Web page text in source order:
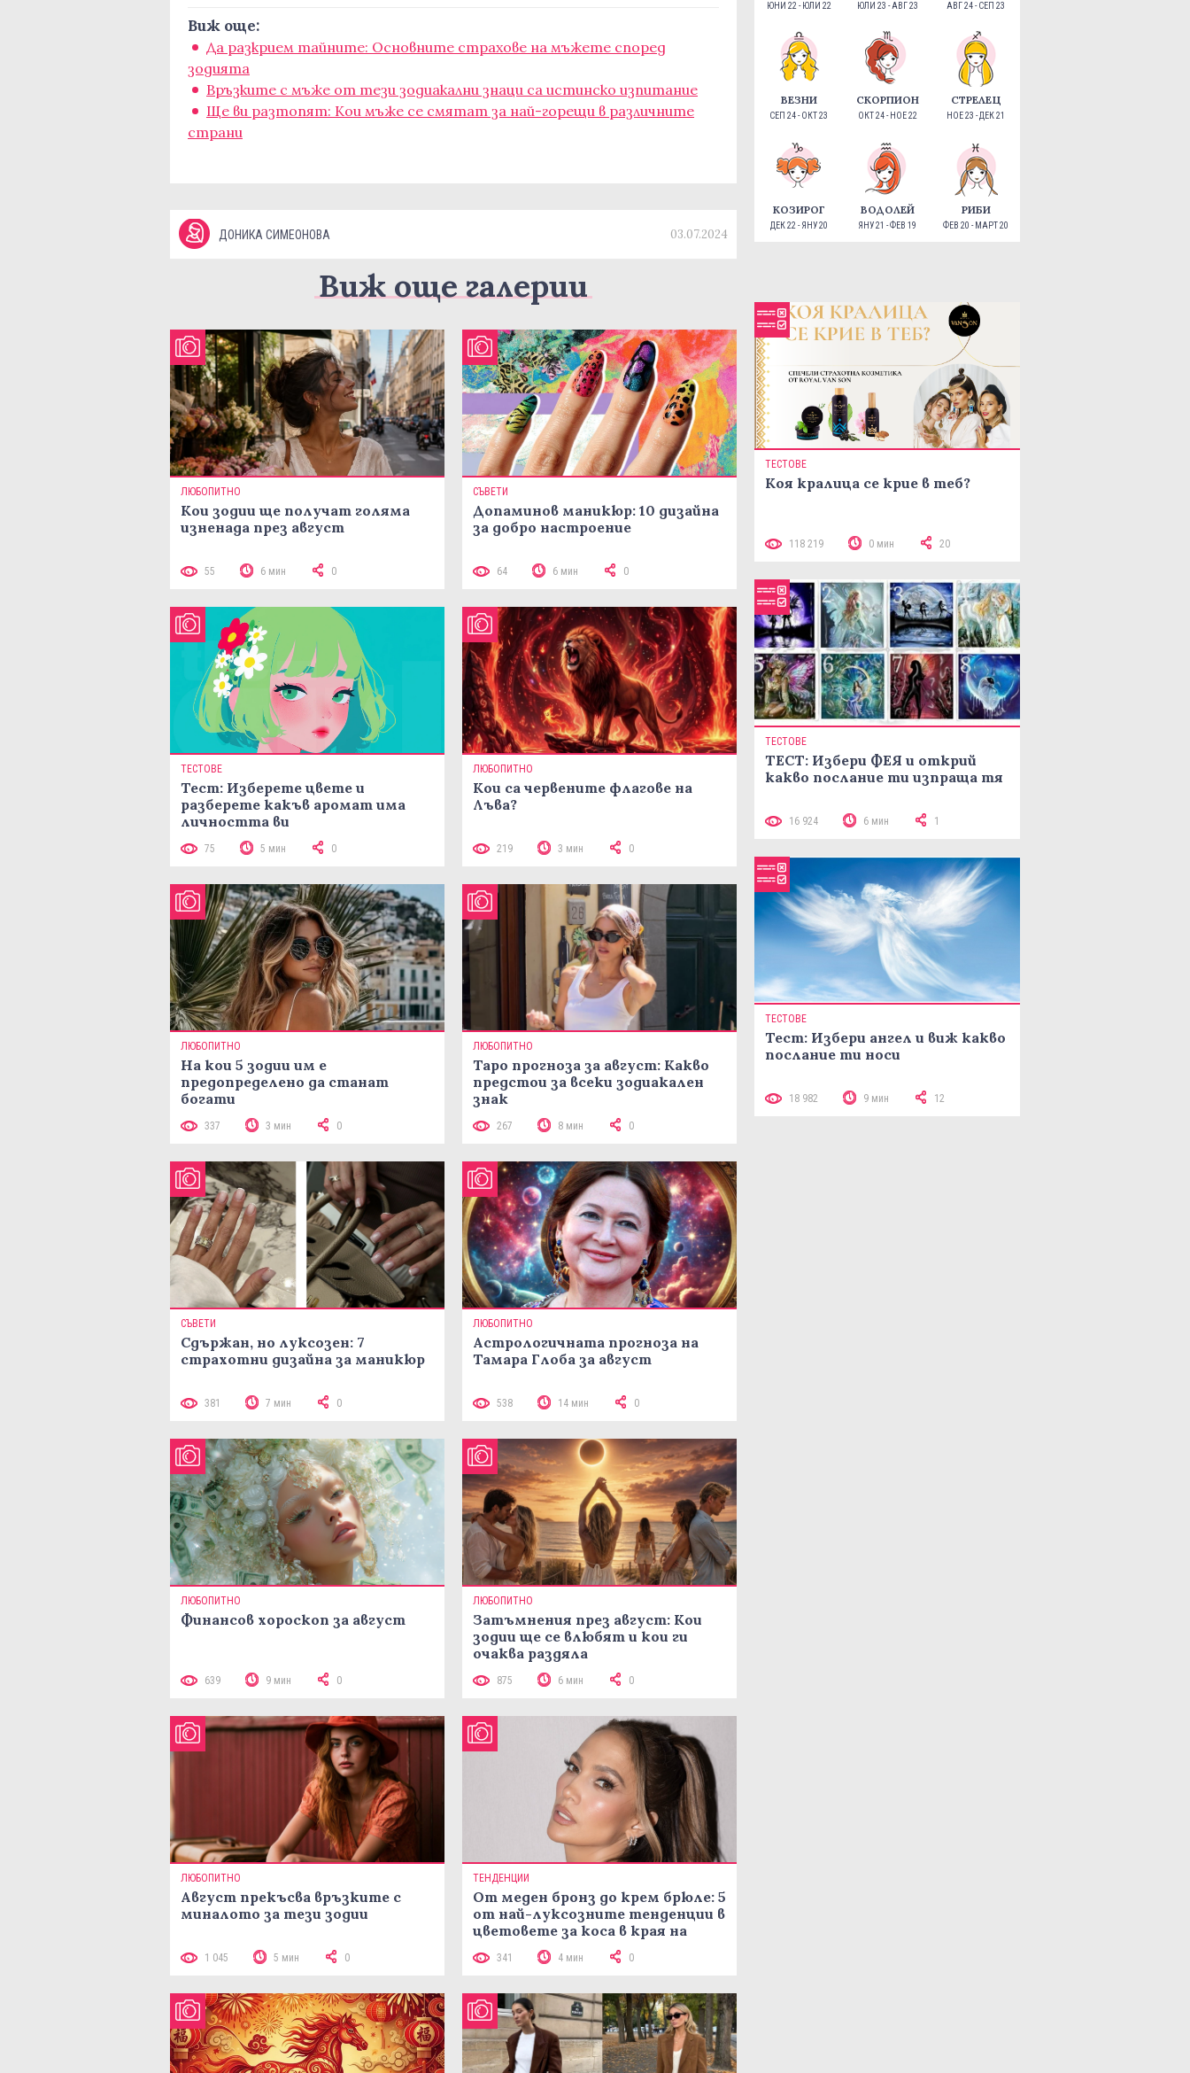
Виж още:
Да разкрием тайните: Основните страхове на мъжете според
зодията
Връзките с мъже от тези зодиакални знаци са истинско изпитание
Ще ви разтопят: Кои мъже се смятат за най-горещи в различните
страни
ДОНИКА СИМЕОНОВА 03.07.2024
Виж още галерии
ЛЮБОПИТНО
Кои зодии ще получат голяма
изненада през август
55 6 мин 0
СЪВЕТИ
Допаминов маникюр: 10 дизайна
за добро настроение
64 6 мин 0
ТЕСТОВЕ
Тест: Изберете цвете и
разберете какъв аромат има
личността ви
75 5 мин 0
ЛЮБОПИТНО
Кои са червените флагове на
Лъва?
219 3 мин 0
ЛЮБОПИТНО
На кои 5 зодии им е
предопределено да станат
богати
337 3 мин 0
ЛЮБОПИТНО
Таро прогноза за август: Какво
предстои за всеки зодиакален
знак
267 8 мин 0
СЪВЕТИ
Сдържан, но луксозен: 7
страхотни дизайна за маникюр
381 7 мин 0
ЛЮБОПИТНО
Астрологичната прогноза на
Тамара Глоба за август
538 14 мин 0
ЛЮБОПИТНО
Финансов хороскоп за август
639 9 мин 0
ЛЮБОПИТНО
Затъмнения през август: Кои
зодии ще се влюбят и кои ги
очаква раздяла
875 6 мин 0
ЛЮБОПИТНО
Август прекъсва връзките с
миналото за тези зодии
1 045 5 мин 0
ТЕНДЕНЦИИ
От меден бронз до крем брюле: 5
от най-луксозните тенденции в
цветовете за коса в края на
341 4 мин 0
ЮНИ 22 - ЮЛИ 22 ЮЛИ 23 - АВГ 23 АВГ 24 - СЕП 23
ВЕЗНИ
СЕП 24 - ОКТ 23
СКОРПИОН
ОКТ 24 - НОЕ 22
СТРЕЛЕЦ
НОЕ 23 - ДЕК 21
КОЗИРОГ
ДЕК 22 - ЯНУ 20
ВОДОЛЕЙ
ЯНУ 21 - ФЕВ 19
РИБИ
ФЕВ 20 - МАРТ 20
ТЕСТОВЕ
Коя кралица се крие в теб?
118 219 0 мин 20
ТЕСТОВЕ
ТЕСТ: Избери ФЕЯ и открий
какво послание ти изпраща тя
16 924 6 мин 1
ТЕСТОВЕ
Тест: Избери ангел и виж какво
послание ти носи
18 982 9 мин 12